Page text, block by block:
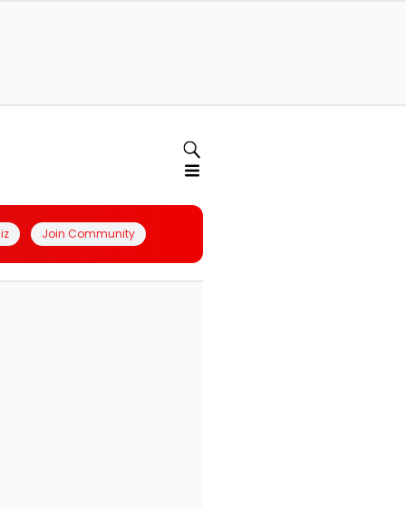
Join Community